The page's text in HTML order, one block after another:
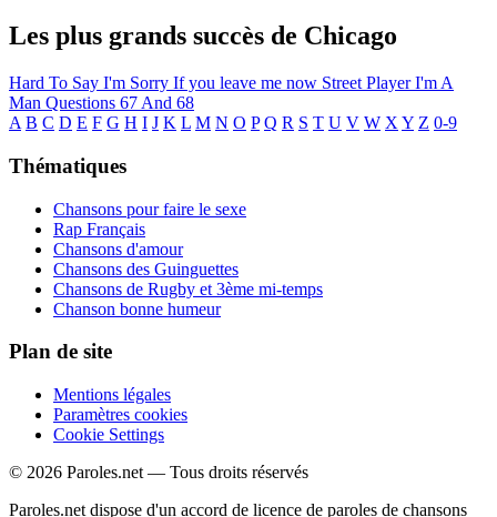
Les plus grands succès de Chicago
Hard To Say I'm Sorry If you leave me now Street PlayerI'm A
Man Questions 67 And 68
A B C D E F G H I J K L M N O P Q R S T U V W X Y Z 0-9
Thématiques
Chansons pour faire le sexe
Rap Français
Chansons d'amour
Chansons des Guinguettes
Chansons de Rugby et 3ème mi-temps
Chanson bonne humeur
Plan de site
Mentions légales
Paramètres cookies
Cookie Settings
© 2026 Paroles.net — Tous droits réservés
Paroles.net dispose d'un accord de licence de paroles de chansons